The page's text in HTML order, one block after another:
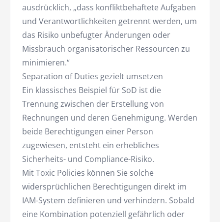
ausdrücklich, „dass konfliktbehaftete Aufgaben
und Verantwortlichkeiten getrennt werden, um
das Risiko unbefugter Änderungen oder
Missbrauch organisatorischer Ressourcen zu
minimieren.“
Separation of Duties gezielt umsetzen
Ein klassisches Beispiel für SoD ist die
Trennung zwischen der Erstellung von
Rechnungen und deren Genehmigung. Werden
beide Berechtigungen einer Person
zugewiesen, entsteht ein erhebliches
Sicherheits- und Compliance-Risiko.
Mit Toxic Policies können Sie solche
widersprüchlichen Berechtigungen direkt im
IAM-System definieren und verhindern. Sobald
eine Kombination potenziell gefährlich oder